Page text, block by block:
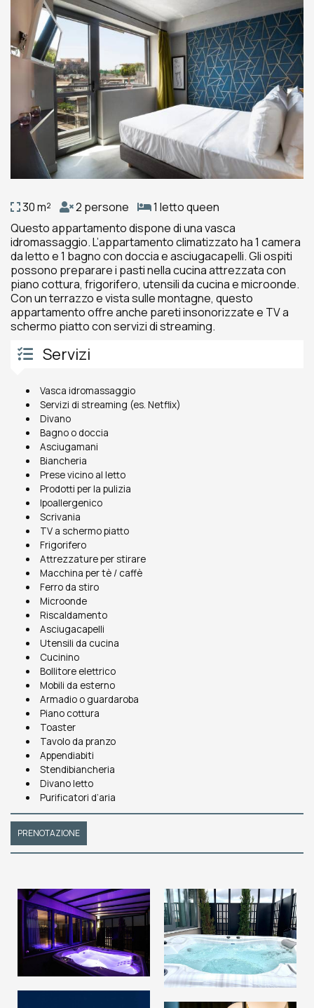
30 m² 2 persone
1 letto queen
Questo appartamento dispone di una vasca
idromassaggio. L’appartamento climatizzato ha 1 camera
da letto e 1 bagno con doccia e asciugacapelli. Gli ospiti
possono preparare i pasti nella cucina attrezzata con
piano cottura, frigorifero, utensili da cucina e microonde.
Con un terrazzo e vista sulle montagne, questo
appartamento offre anche pareti insonorizzate e TV a
schermo piatto con servizi di streaming.
Servizi
Vasca idromassaggio
Servizi di streaming (es. Netflix)
Divano
Bagno o doccia
Asciugamani
Biancheria
Prese vicino al letto
Prodotti per la pulizia
Ipoallergenico
Scrivania
TV a schermo piatto
Frigorifero
Attrezzature per stirare
Macchina per tè / caffè
Ferro da stiro
Microonde
Riscaldamento
Asciugacapelli
Utensili da cucina
Cucinino
Bollitore elettrico
Mobili da esterno
Armadio o guardaroba
Piano cottura
Toaster
Tavolo da pranzo
Appendiabiti
Stendibiancheria
Divano letto
Purificatori d’aria
PRENOTAZIONE